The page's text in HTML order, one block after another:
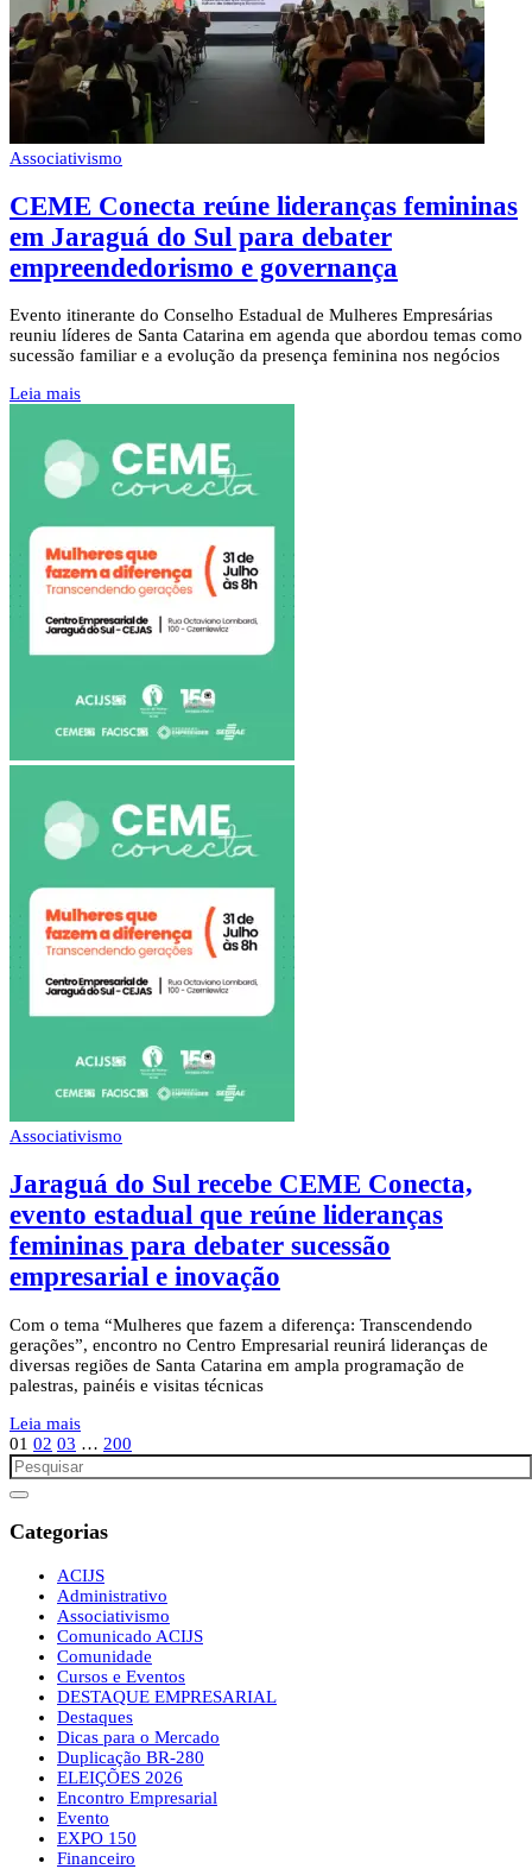
Associativismo
CEME Conecta reúne lideranças femininas
em Jaraguá do Sul para debater
empreendedorismo e governança
Evento itinerante do Conselho Estadual de Mulheres Empresárias
reuniu líderes de Santa Catarina em agenda que abordou temas como
sucessão familiar e a evolução da presença feminina nos negócios
Leia mais
Associativismo
Jaraguá do Sul recebe CEME Conecta,
evento estadual que reúne lideranças
femininas para debater sucessão
empresarial e inovação
Com o tema “Mulheres que fazem a diferença: Transcendendo
gerações”, encontro no Centro Empresarial reunirá lideranças de
diversas regiões de Santa Catarina em ampla programação de
palestras, painéis e visitas técnicas
Leia mais
01 02 03 … 200
Categorias
ACIJS
Administrativo
Associativismo
Comunicado ACIJS
Comunidade
Cursos e Eventos
DESTAQUE EMPRESARIAL
Destaques
Dicas para o Mercado
Duplicação BR-280
ELEIÇÕES 2026
Encontro Empresarial
Evento
EXPO 150
Financeiro